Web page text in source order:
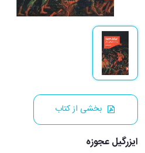
بخشی از کتاب
ایزرگیل عجوزه